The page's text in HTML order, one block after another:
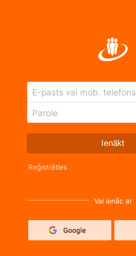
E-pasts vai mob. telefons
Parole
Ienākt
Reģistrēties
Vai ienāc ar